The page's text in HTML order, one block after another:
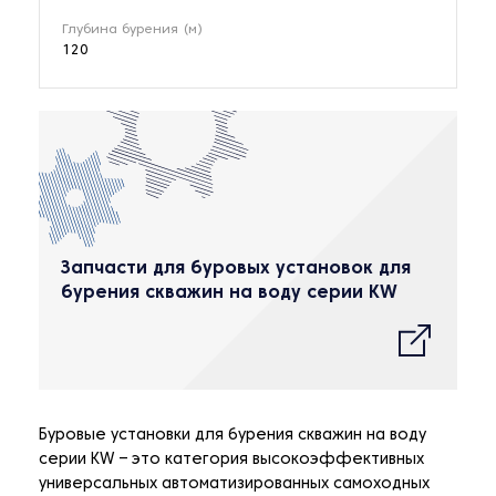
Глубина бурения (м)
120
Запчасти для буровых установок для
бурения скважин на воду серии KW
Буровые установки для бурения скважин на воду
серии KW – это категория высокоэффективных
универсальных автоматизированных самоходных